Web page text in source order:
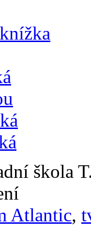
škola
Atlantic,